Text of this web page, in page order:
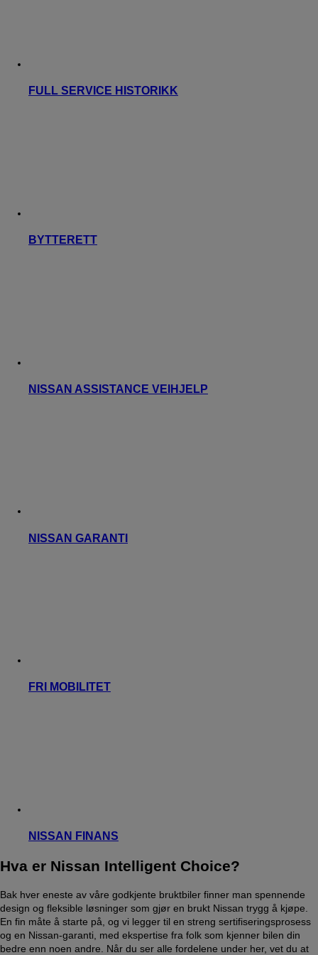
FULL SERVICE HISTORIKK
BYTTERETT
NISSAN ASSISTANCE VEIHJELP
NISSAN GARANTI
FRI MOBILITET
NISSAN FINANS
Hva er Nissan Intelligent Choice?
Bak hver eneste av våre godkjente bruktbiler finner man spennende
design og fleksible løsninger som gjør en brukt Nissan trygg å kjøpe.
En fin måte å starte på, og vi legger til en streng sertifiseringsprosess
og en Nissan-garanti, med ekspertise fra folk som kjenner bilen din
bedre enn noen andre. Når du ser alle fordelene under her, vet du at